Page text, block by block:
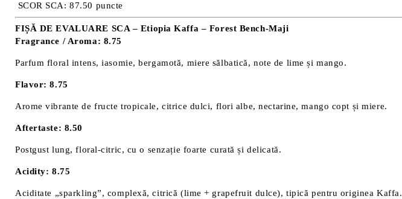
SCOR SCA: 87.50 puncte
FIȘĂ DE EVALUARE SCA – Etiopia Kaffa – Forest Bench-Maji
Fragrance / Aroma: 8.75
Parfum floral intens, iasomie, bergamotă, miere sălbatică, note de lime și mango.
Flavor: 8.75
Arome vibrante de fructe tropicale, citrice dulci, flori albe, nectarine, mango copt și miere.
Aftertaste: 8.50
Postgust lung, floral-citric, cu o senzație foarte curată și delicată.
Acidity: 8.75
Aciditate „sparkling”, complexă, citrică (lime + grapefruit dulce), tipică pentru originea Kaffa.